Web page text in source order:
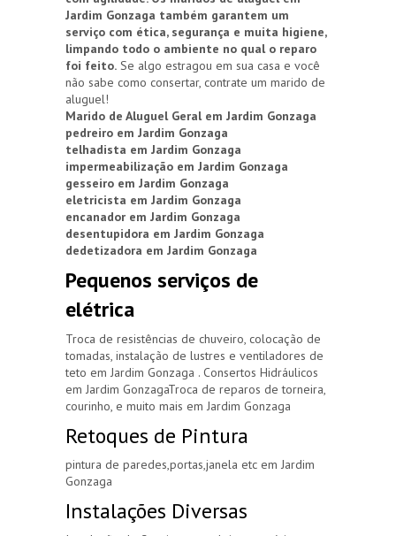
Jardim Gonzaga também garantem um
serviço com ética, segurança e muita higiene,
limpando todo o ambiente no qual o reparo
foi feito. Se algo estragou em sua casa e você
não sabe como consertar, contrate um marido de
aluguel!
Marido de Aluguel Geral em Jardim Gonzaga
pedreiro em Jardim Gonzaga
telhadista em Jardim Gonzaga
impermeabilização em Jardim Gonzaga
gesseiro em Jardim Gonzaga
eletricista em Jardim Gonzaga
encanador em Jardim Gonzaga
desentupidora em Jardim Gonzaga
dedetizadora em Jardim Gonzaga
Pequenos serviços de
elétrica
Troca de resistências de chuveiro, colocação de
tomadas, instalação de lustres e ventiladores de
teto em Jardim Gonzaga . Consertos Hidráulicos
em Jardim GonzagaTroca de reparos de torneira,
courinho, e muito mais em Jardim Gonzaga
Retoques de Pintura
pintura de paredes,portas,janela etc em Jardim
Gonzaga
Instalações Diversas